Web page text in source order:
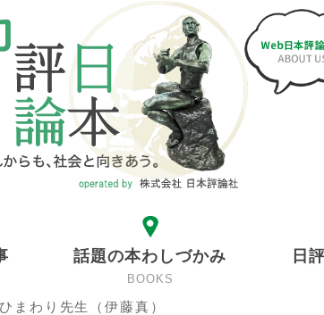
話題の本わしづかみ
BOOKS
日
まわり先生（伊藤真）